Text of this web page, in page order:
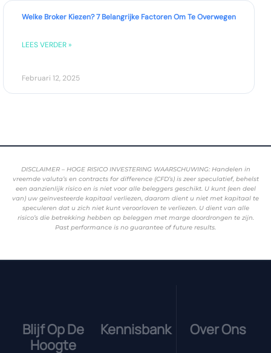
Welke Broker Kiezen? 7 Belangrijke Factoren Om Te Overwegen
LEES VERDER »
Februari 12, 2025
DISCLAIMER – HOGE RISICO INVESTERING WAARSCHUWING: Handelen in
vreemde valuta’s en contracts for difference (CFD’s) is zeer speculatief, behelst
een aanzienlijk risico en is niet voor alle beleggers geschikt. U kunt (een deel
van) uw geïnvesteerde kapitaal verliezen, daarom dient u niet met kapitaal te
speculeren dat u zich niet kunt veroorloven te verliezen. U dient van alle
risico’s die betrekking hebben op beleggen met marge doordrongen te zijn.
Past performance is no guarantee of future results.
Blijf Op De
Hoogte
Kennisbank Over Ons